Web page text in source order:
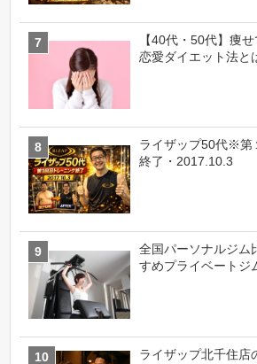
【40代・50代】痩
恋愛ダイエット法と
ライザップ50代※第
終了・2017.10.3
全国パーソナルジ
すめプライベートジ
ライザップ北千住店